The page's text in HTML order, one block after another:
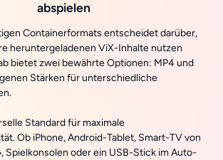
abspielen
Containerformats entscheidet darüber,
heruntergeladenen ViX-Inhalte nutzen
bietet zwei bewährte Optionen: MP4 und
Stärken für unterschiedliche
Standard für maximale
Ob iPhone, Android-Tablet, Smart-TV von
Spielkonsolen oder ein USB-Stick im Auto-